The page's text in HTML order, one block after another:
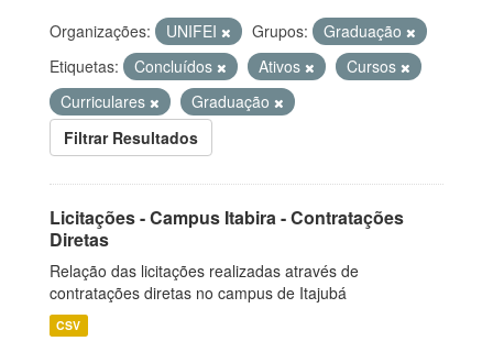
Organizações: UNIFEI Grupos:
Graduação
Etiquetas:
Concluídos Ativos
Cursos
Curriculares
Graduação
Filtrar Resultados
Licitações - Campus Itabira - Contratações
Diretas
Relação das licitações realizadas através de
contratações diretas no campus de Itajubá
CSV